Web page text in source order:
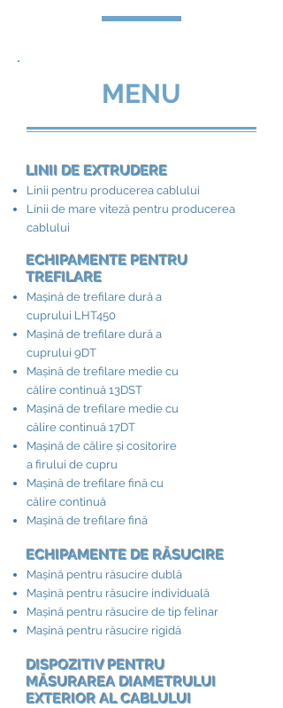
MENU
LINII DE EXTRUDERE
Linii pentru producerea cablului
Linii de mare viteză pentru producerea
cablului
ECHIPAMENTE PENTRU
TREFILARE
Mașină de trefilare dură a
cuprului LHT450
Mașină de trefilare dură a
cuprului 9DT
Mașină de trefilare medie cu
călire continuă 13DST
Mașină de trefilare medie cu
călire continuă 17DT
Mașină de călire și cositorire
a firului de cupru
Mașină de trefilare fină cu
călire continuă
Mașină de trefilare fină
ECHIPAMENTE DE RĂSUCIRE​
Mașină pentru răsucire dublă
Mașină pentru răsucire individuală
Mașină pentru răsucire de tip felinar
Mașină pentru răsucire rigidă
DISPOZITIV PENTRU
MĂSURAREA DIAMETRULUI
EXTERIOR AL CABLULUI​